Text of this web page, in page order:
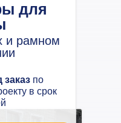
для
по
в срок
и рамном